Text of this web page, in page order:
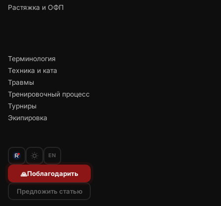
Растяжка и ОФП
Терминология
Техника и ката
Травмы
Тренировочный процесс
Турниры
Экипировка
EN
🙏Поблагодарить
Предложить статью